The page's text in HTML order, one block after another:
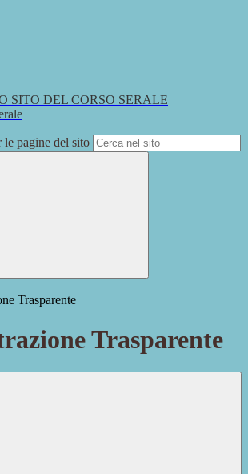
SITO DEL CORSO SERALE
le pagine del sito
Trasparente
Trasparente